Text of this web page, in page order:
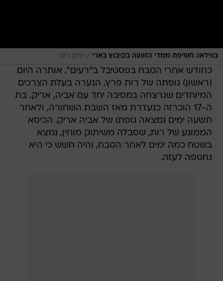
בווידאו: חשיפת ממדי הזוועה בקיבוץ בארי / יותם רונן
כחודש אחרי הטבח בפסטיבל ב"רעים", אותרה היום
(ראשון) גופתה של רות פרץ, הנערה בעלת הצרכים
המיוחדים שנרצחה במסיבה יחד עם אביה, אריק. בת
ה-17 הוכרזה כנעדרת מאז השבת השחורה, ולאחר
תשעה ימים נמצאה גופתו של אביה אריק. הכיסא
הממונע של רות, שסבלה משיתוק מוחין, נמצא
בשטח כמה ימים לאחר הטבח, והיה חשש כי היא
נחטפה לעזה.